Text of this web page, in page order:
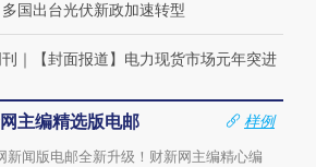
多国出台光伏新政加速转型
｜ 【封面报道】电力现货市场元年突进
主编精选版电邮
样例
新闻版电邮全新升级！财新网主编精心编